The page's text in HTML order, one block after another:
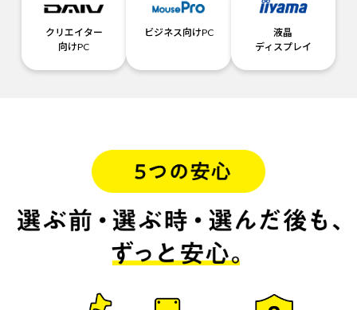
クリエイター
向けPC
ビジネス向けPC
液晶
ディスプレイ